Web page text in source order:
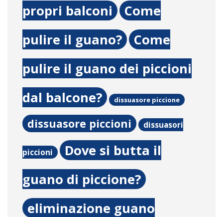
propri balconi
Come
pulire il guano?
Come
pulire il guano dei piccioni
dal balcone?
dissuasore piccione
dissuasore piccioni dissuasori
piccioni
Dove si butta il
guano di piccione?
eliminazione guano